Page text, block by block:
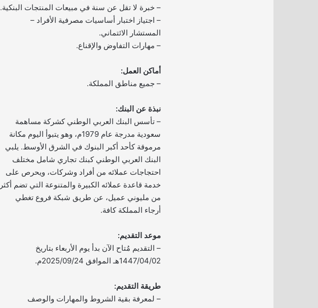
– خبرة لا تقل عن سنة في مبيعات المنتجات البنكية.
– اجتياز اختبار أساسيات مصرفية الأفراد –
المستشار الائتماني.
– مهارات التفاوض والإقناع.
أماكن العمل:
– جميع مناطق المملكة.
نبذة عن البنك:
– تأسس البنك العربي الوطني كشركة مساهمة
سعودية مدرجة عام 1979م، وهو يتبوأ اليوم مكانة
مرموقة كأحد أكبر البنوك في الشرق الأوسط. يلبي
البنك العربي الوطني كبنك تجاري شامل مختلف
احتجاجات عملائه من أفراد وشركات، ويحرص على
خدمة قاعدة عملائه الكبيرة والمتنوعة التي تضم أكثر
من مليوني عميل، عن طريق شبكة فروع تغطي
أرجاء المملكة كافة.
موعد التقديم:
– التقديم مُتاح الآن بدأ يوم الأربعاء بتاريخ
1447/04/02هـ الموافق 2025/09/24م.
طريقة التقديم:
– لمعرفة بقية الشروط والمهارات والوصف